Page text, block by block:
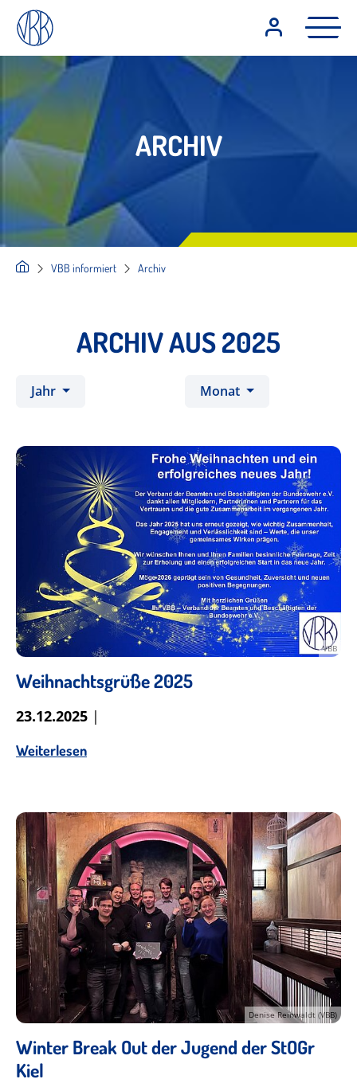
ARCHIV
VBB informiert Archiv
ARCHIV AUS 2025
Jahr Monat
VBB
Weihnachtsgrüße 2025
23.12.2025 |
Weiterlesen
Denise Reinwaldt (VBB)
Winter Break Out der Jugend der StOGr
Kiel